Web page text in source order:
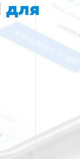
для